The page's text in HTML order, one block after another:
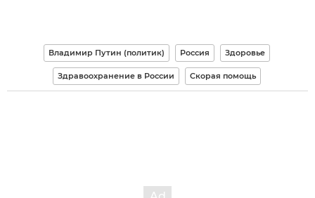
Владимир Путин (политик) Россия Здоровье
Здравоохранение в России Скорая помощь